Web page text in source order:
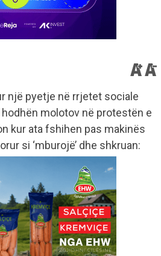
një pyetje në rrjetet sociale
molotov në protestën e
kur ata fshihen pas makinës
si ‘mburojë’ dhe shkruan: